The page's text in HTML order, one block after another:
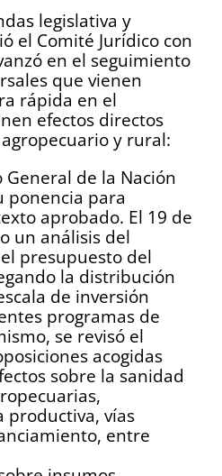
legislativa y
el Comité Jurídico con
en el seguimiento
que vienen
rápida en el
efectos directos
y rural:
General de la Nación
ponencia para
aprobado. El 19 de
un análisis del
presupuesto del
la distribución
de inversión
programas de
se revisó el
acogidas
sobre la sanidad
vías
entre